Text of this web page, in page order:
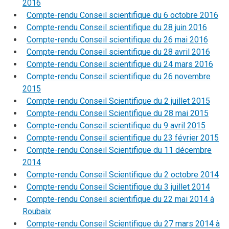
2016
Compte-rendu Conseil scientifique du 6 octobre 2016
Compte-rendu Conseil scientifique du 28 juin 2016
Compte-rendu Conseil scientifique du 26 mai 2016
Compte-rendu Conseil scientifique du 28 avril 2016
Compte-rendu Conseil scientifique du 24 mars 2016
Compte-rendu Conseil scientifique du 26 novembre
2015
Compte-rendu Conseil Scientifique du 2 juillet 2015
Compte-rendu Conseil Scientifique du 28 mai 2015
Compte-rendu Conseil scientifique du 9 avril 2015
Compte-rendu Conseil scientifique du 23 février 2015
Compte-rendu Conseil Scientifique du 11 décembre
2014
Compte-rendu Conseil Scientifique du 2 octobre 2014
Compte-rendu Conseil Scientifique du 3 juillet 2014
Compte-rendu Conseil scientifique du 22 mai 2014 à
Roubaix
Compte-rendu Conseil Scientifique du 27 mars 2014 à